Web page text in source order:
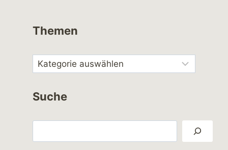
Themen
Suche